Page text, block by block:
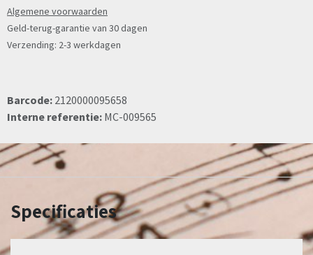
Algemene voorwaarden
Geld-terug-garantie van 30 dagen
Verzending: 2-3 werkdagen
Barcode: 2120000095658
Interne referentie: MC-009565
Specificaties